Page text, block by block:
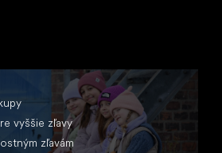
vyššie zľavy
zľavám